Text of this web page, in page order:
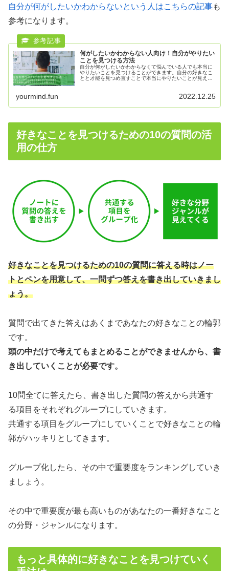
自分が何がしたいかわからないという人はこちらの記事も
参考になります。
何がしたいかわからない人向け！自分がやりたい
ことを見つける方法
自分が何がしたいかわからなくて悩んでいる人でも本当に
やりたいことを見つけることができます。自分の好きなこ
とと才能を見つめ直すことで本当にやりたいことが見えて
yourmind.fun 2022.12.25
好きなことを見つけるための10の質問の活
用の仕方
好きなことを見つけるための10の質問に答える時はノー
トとペンを用意して、一問ずつ答えを書き出していきまし
ょう。
質問で出てきた答えはあくまであなたの好きなことの輪郭
です。
頭の中だけで考えてもまとめることができませんから、書
き出していくことが必要です。
10問全てに答えたら、書き出した質問の答えから共通す
る項目をそれぞれグループにしていきます。
共通する項目をグループにしていくことで好きなことの輪
郭がハッキリとしてきます。
グループ化したら、その中で重要度をランキングしていき
ましょう。
その中で重要度が最も高いものがあなたの一番好きなこと
の分野・ジャンルになります。
もっと具体的に好きなことを見つけていく